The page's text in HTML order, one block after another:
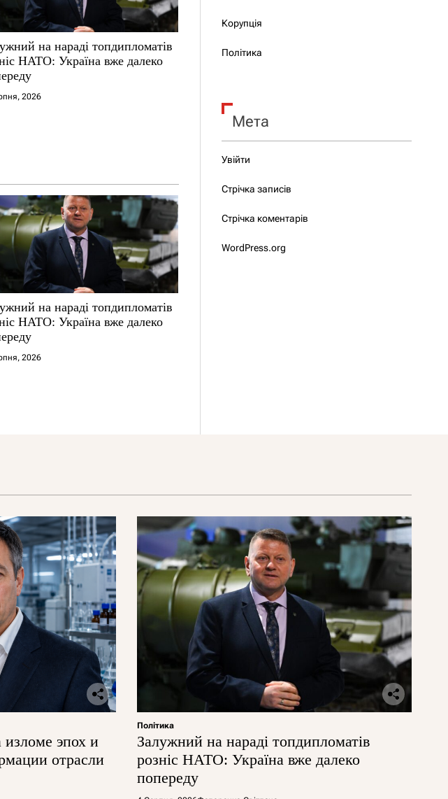
на нараді топдипломатів
НАТО: Україна вже далеко
2026
на нараді топдипломатів
НАТО: Україна вже далеко
2026
Корупція
Політика
Мета
Увійти
Стрічка записів
Стрічка коментарів
WordPress.org
эпох и
отрасли
Політика
Залужний на нараді топдипломатів
розніс НАТО: Україна вже далеко
попереду